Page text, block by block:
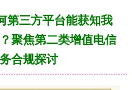
第三方平台能获知我
聚焦第二类增值电信
合规探讨